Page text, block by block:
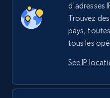
d'adresses
Trouvez
pays,
tous les
See IP